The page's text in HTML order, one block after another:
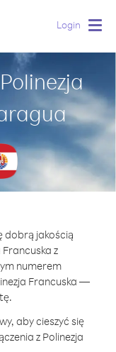
Login
dobrą jakością
z
numerem
Francuska —
aby cieszyć się
z Polinezja